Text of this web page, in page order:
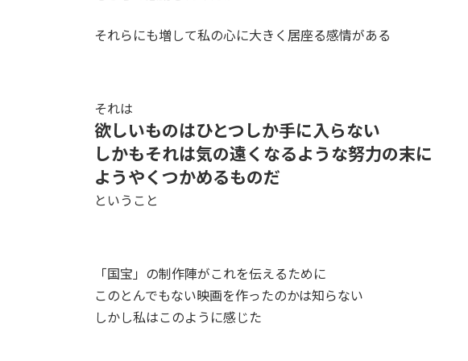
それらにも増して私の心に大きく居座る感情がある
それは
欲しいものはひとつしか手に入らない
しかもそれは気の遠くなるような努力の末に
ようやくつかめるものだ
ということ
「国宝」の制作陣がこれを伝えるために
このとんでもない映画を作ったのかは知らない
しかし私はこのように感じた